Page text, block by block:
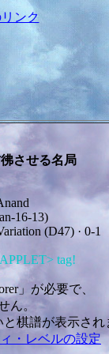
リンク
させる名局
16-13)
(D47) · 0-1
tag!
」が必要で、
ん。
棋譜が表示され
・レベルの設定